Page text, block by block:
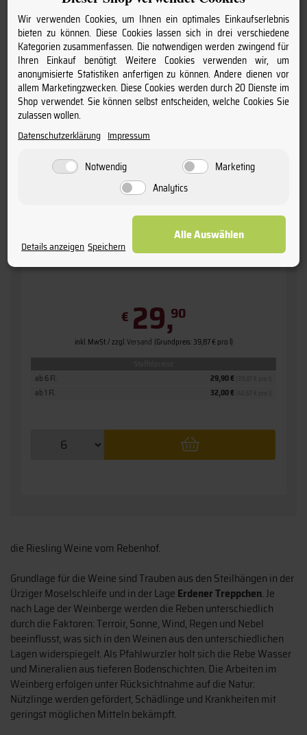
2022 GG Ürziger Würzgarten
» Riesling - Großes Gewächs «
Weingut Rebenhof - Johannes Schmitz
€ 29,90
inkl. MwSt. / zzgl.Versand (Grundpreis: 39,87 € pro l)
ab 1 Fl. 32,00 €
ab 6 Fl. 29,90 €
die Riesling Weine vom Rebenhof.
Grundlage für die Weine sind Trauben aus den Steilhängen in der
Ürziger Moselschleife und in der Lage Erdener Treppchen. Je
nach Lage der Weinberge werden die Reben unterschiedlich
durch die Faktoren: Terroir, Sonne, Wind, Regen und Nebel
beeinflusst, was sich in den Weinen aus den unterschiedlichen
Lagen widerspiegelt. Als Pfahlwurzler holt sich die Rebe Wasser
und Mineralien aus tieferen Bodenschichten. Die Arbeiten im
Weinberg erfolgen unter Rücksichtnahme auf die Natur:
Nützlinge werden gefördert, Schädlinge und Krankheiten mit
geringst möglichen Mitteln bekämpft.
Wir verwenden Cookies, um Ihnen ein optimales Einkaufserlebnis
bieten zu können. Diese Cookies lassen sich in drei verschiedene
Kategorien zusammenfassen. Die notwendigen werden zwingend für
Ihren Einkauf benötigt. Weitere Cookies verwenden wir, um
anonymisierte Statistiken anfertigen zu können. Andere dienen vor
allem Marketingzwecken. Diese Cookies werden durch 20 Dienste im
Shop verwendet. Sie können selbst entscheiden, welche Cookies Sie
zulassen wollen.
Datenschutzerklärung Impressum
Notwendig
Marketing
Analytics
Details anzeigen Speichern
Alle Auswählen